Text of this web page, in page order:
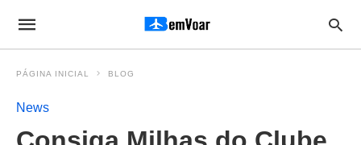
PÁGINA INICIAL BLOG
News